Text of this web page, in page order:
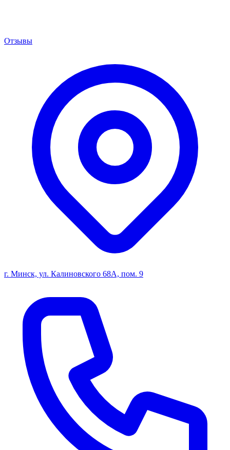
Отзывы
г. Минск, ул. Калиновского 68А, пом. 9